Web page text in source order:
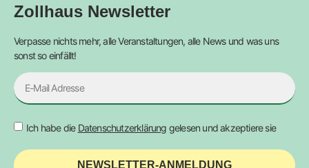
Zollhaus Newsletter
Verpasse nichts mehr, alle Veranstaltungen, alle News und was uns
sonst so einfällt!
Ich habe die Datenschutzerklärung gelesen und akzeptiere sie
NEWSLETTER-ANMELDUNG